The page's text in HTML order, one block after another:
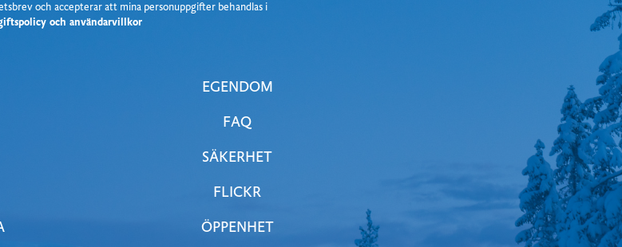
och accepterar att mina personuppgifter behandlas i
och användarvillkor
EGENDOM
FAQ
SÄKERHET
FLICKR
ÖPPENHET